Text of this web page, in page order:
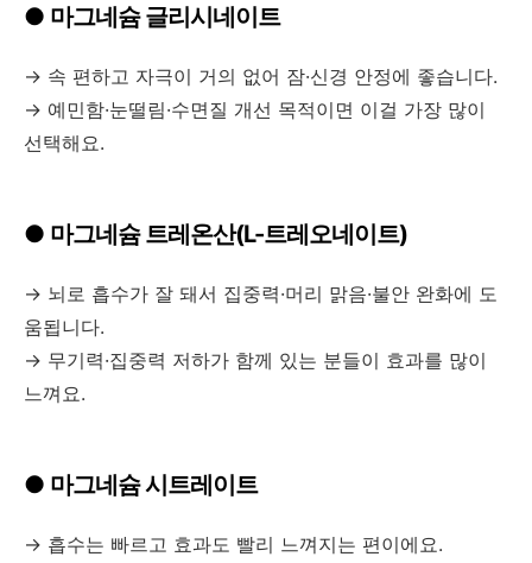
● 마그네슘 글리시네이트
→ 속 편하고 자극이 거의 없어 잠·신경 안정에 좋습니다.
→ 예민함·눈떨림·수면질 개선 목적이면 이걸 가장 많이
선택해요.
● 마그네슘 트레온산(L-트레오네이트)
→ 뇌로 흡수가 잘 돼서 집중력·머리 맑음·불안 완화에 도
움됩니다.
→ 무기력·집중력 저하가 함께 있는 분들이 효과를 많이
느껴요.
● 마그네슘 시트레이트
→ 흡수는 빠르고 효과도 빨리 느껴지는 편이에요.